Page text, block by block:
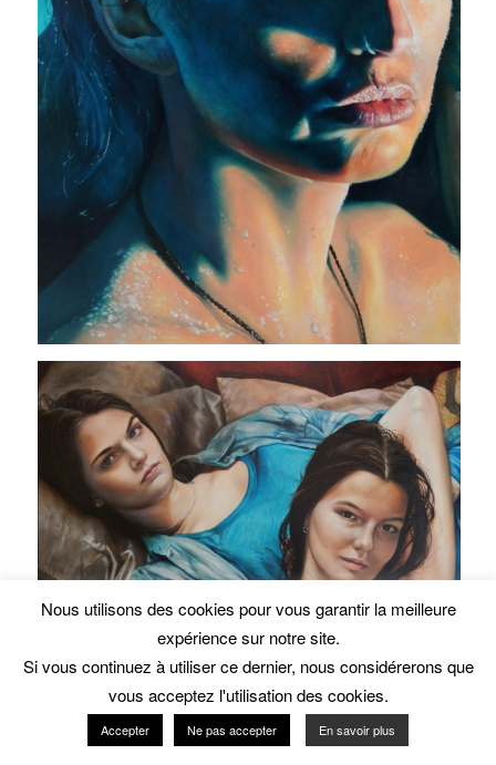
En poursuivant votre navigation sur ce site, vous acceptez
l'utilisation de traceurs (cookies).
Nous utilisons des cookies pour vous garantir la meilleure
expérience sur notre site.
Si vous continuez à utiliser ce dernier, nous considérerons que
vous acceptez l'utilisation des cookies.
Accepter Ne pas accepter En savoir plus